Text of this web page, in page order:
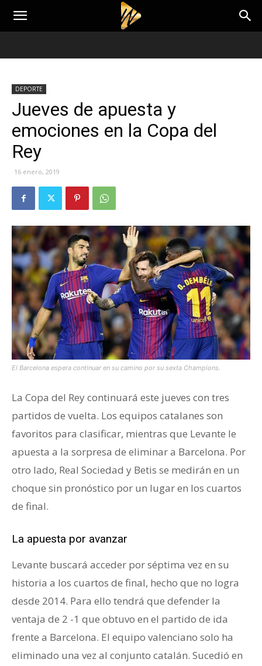
DEPORTE
Jueves de apuesta y
emociones en la Copa del
Rey
16 enero, 2019
El Barcelona espera continuar en su camino por su sexta Champions.
La Copa del Rey continuará este jueves con tres
partidos de vuelta. Los equipos catalanes son
favoritos para clasificar, mientras que Levante le
apuesta a la sorpresa de eliminar a Barcelona. Por
otro lado, Real Sociedad y Betis se medirán en un
choque sin pronóstico por un lugar en los cuartos
de final.
La apuesta por avanzar
Levante buscará acceder por séptima vez en su
historia a los cuartos de final, hecho que no logra
desde 2014. Para ello tendrá que defender la
ventaja de 2 -1 que obtuvo en el partido de ida
frente a Barcelona. El equipo valenciano solo ha
eliminado una vez al conjunto catalán. Sucedió en